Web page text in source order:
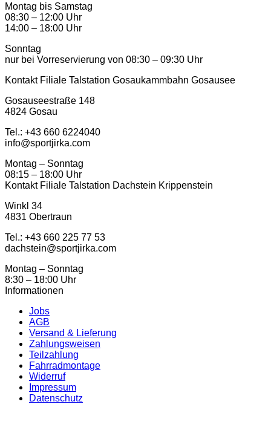
Montag bis Samstag
08:30 – 12:00 Uhr
14:00 – 18:00 Uhr
Sonntag
nur bei Vorreservierung von 08:30 – 09:30 Uhr
Kontakt Filiale Talstation Gosaukammbahn Gosausee
Gosauseestraße 148
4824 Gosau
Tel.: ‭+43 660 6224040‬
info@sportjirka.com
Montag – Sonntag
08:15 – 18:00 Uhr
Kontakt Filiale Talstation Dachstein Krippenstein
Winkl 34
4831 Obertraun
Tel.: ‭+43 660 225 77 53
dachstein@sportjirka.com
Montag – Sonntag
8:30 – 18:00 Uhr
Informationen
Jobs
AGB
Versand & Lieferung
Zahlungsweisen
Teilzahlung
Fahrradmontage
Widerruf
Impressum
Datenschutz